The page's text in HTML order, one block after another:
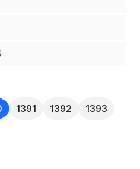
1391 1392
1393